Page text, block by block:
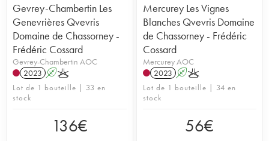
Gevrey-Chambertin Les
Genevrières Qvevris
Domaine de Chassorney -
Frédéric Cossard
Gevrey-Chambertin AOC
2023 AK
Lot de 1 bouteille | 33 en
stock
136€
Mercurey Les Vignes
Blanches Qvevris Domaine
de Chassorney - Frédéric
Cossard
Mercurey AOC
2023 AK
Lot de 1 bouteille | 34 en
stock
56€